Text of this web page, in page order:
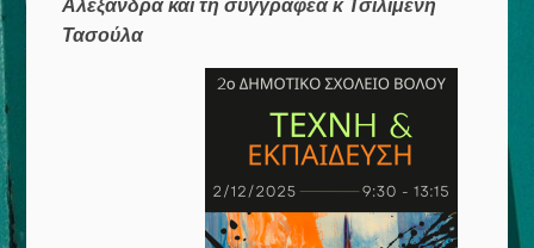
Αλεξάνδρα και τη συγγραφέα κ Τσιλιμένη
Τασούλα